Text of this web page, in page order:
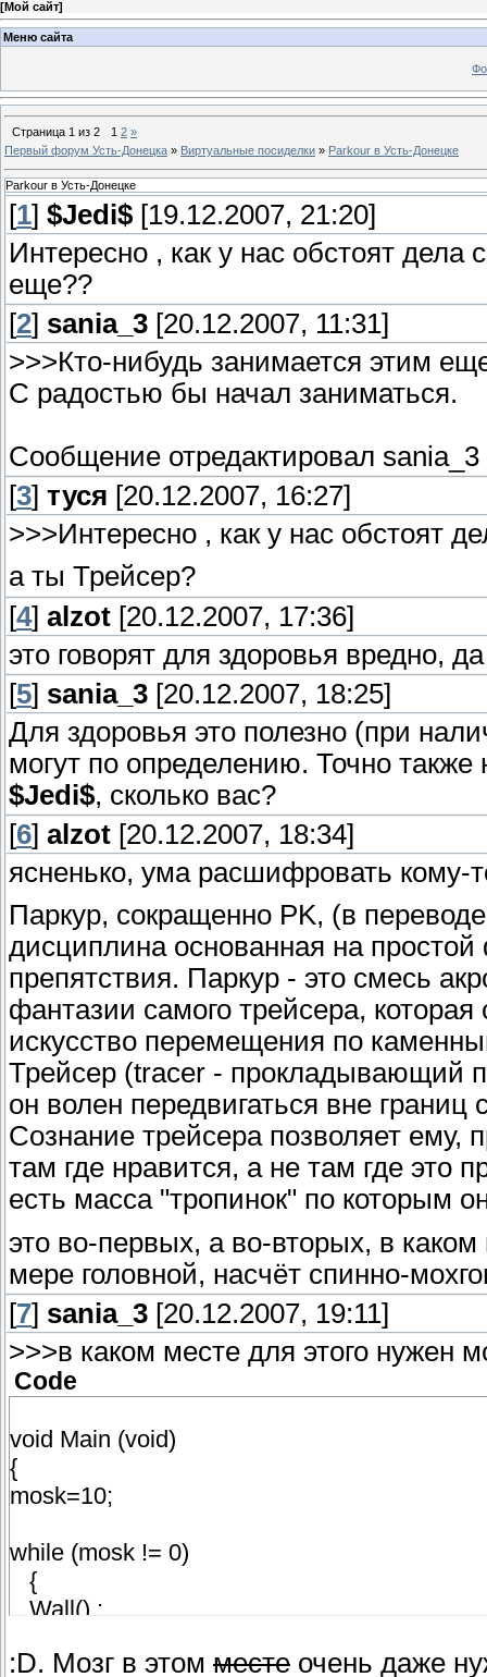
[Мой сайт]
Меню сайта
Страница 1 из 2 1 2 »
Первый форум Усть-Донецка » Виртуальные посиделки » Parkour в Усть-Донецке
Parkour в Усть-Донецке
[1] $Jedi$ [19.12.2007, 21:20]
Интересно , как у нас обстоят дела
еще??
[2] sania_3 [20.12.2007, 11:31]
>>>Кто-нибудь занимается этим
С радостью бы начал заниматься.
Сообщение отредактировал sania_3
[3] туся [20.12.2007, 16:27]
>>>Интересно , как у нас обстоят
а ты Трейсер?
[4] alzot [20.12.2007, 17:36]
это говорят для здоровья вредно,
[5] sania_3 [20.12.2007, 18:25]
Для здоровья это полезно (при
могут по определению. Точно
$Jedi$, сколько вас?
[6] alzot [20.12.2007, 18:34]
ясненько, ума расшифровать кому-
Паркур, сокращенно PK, (в
дисциплина основанная на
препятствия. Паркур - это смесь
фантазии самого трейсера,
искусство перемещения по
Трейсер (tracer - прокладывающий
он волен передвигаться вне
Сознание трейсера позволяет ему,
там где нравится, а не там где это
есть масса "тропинок" по которым
это во-первых, а во-вторых, в
мере головной, насчёт спинно-
[7] sania_3 [20.12.2007, 19:11]
>>>в каком месте для этого нужен
Code
void Main (void)
{
mosk=10;
while (mosk != 0)
{
Wall() ;
}
:D. Мозг в этом месте очень даже